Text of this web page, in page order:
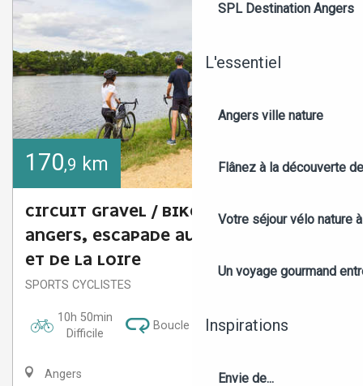
SPL Destination Angers
L'essentiel
Angers ville nature
Flânez à la découverte
Votre séjour vélo nature
Un voyage gourmand
Inspirations
Envie de...
170,9 km
CIRCUIT GRAVEL / BIKEPACKING -
ANGERS, ESCAPADE AU FIL DES RIVIÈRES
ET DE LA LOIRE
SPORTS CYCLISTES
10h 50min
Difficile
Boucle
Angers